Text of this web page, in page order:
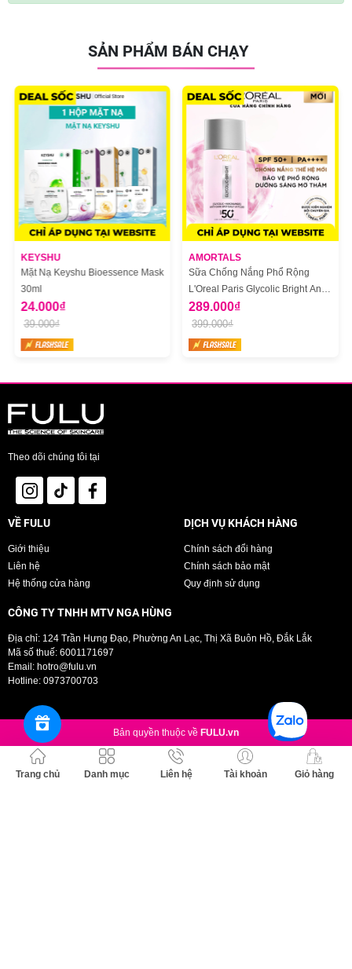
Trang chủ Danh mục Liên hệ Tài khoản Giỏ hàng
SẢN PHẨM BÁN CHẠY
KEYSHU
Mặt Nạ Keyshu Bioessence Mask
30ml
24.000₫
39.000₫
AMORTALS
Sữa Chống Nắng Phổ Rộng
L'Oreal Paris Glycolic Bright Anti
Dark Spot Mờ Thâm Nám 50ml
289.000₫
399.000₫
Theo dõi chúng tôi tại
VỀ FULU
Giới thiệu
Liên hệ
Hệ thống cửa hàng
DỊCH VỤ KHÁCH HÀNG
Chính sách đổi hàng
Chính sách bảo mật
Quy định sử dụng
CÔNG TY TNHH MTV NGA HÙNG
Địa chỉ: 124 Trần Hưng Đạo, Phường An Lạc, Thị Xã Buôn Hồ, Đắk Lắk
Mã số thuế: 6001171697
Email: hotro@fulu.vn
Hotline: 0973700703
Bản quyền thuộc về FULU.vn